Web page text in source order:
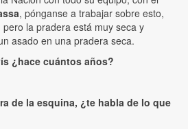
, pónganse a trabajar sobre esto,
la pradera está muy seca y
asado en una pradera seca.
¿hace cuántos años?
de la esquina, ¿te habla de lo que